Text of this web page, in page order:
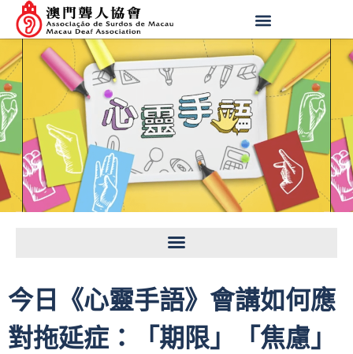
今日《心靈手語》會講如何應
對拖延症：「期限」「焦慮」